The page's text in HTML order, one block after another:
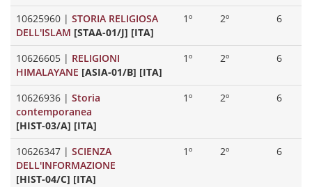
10625960 | STORIA RELIGIOSA
DELL'ISLAM [STAA-01/J] [ITA]
1º 2º 6
10626605 | RELIGIONI
HIMALAYANE [ASIA-01/B] [ITA]
1º 2º 6
10626936 | Storia
contemporanea
[HIST-03/A] [ITA]
1º 2º 6
10626347 | SCIENZA
DELL'INFORMAZIONE
[HIST-04/C] [ITA]
1º 2º 6